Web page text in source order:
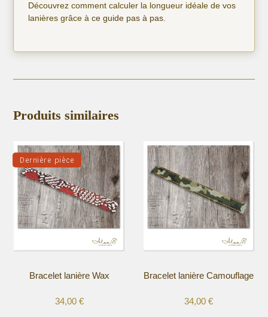
Découvrez comment calculer la longueur idéale de vos
lanières grâce àce guide pas à pas.
Produits similaires
Dernière pièce
Bracelet lanière Wax
34,00 €
Bracelet lanière Camouflage
34,00€